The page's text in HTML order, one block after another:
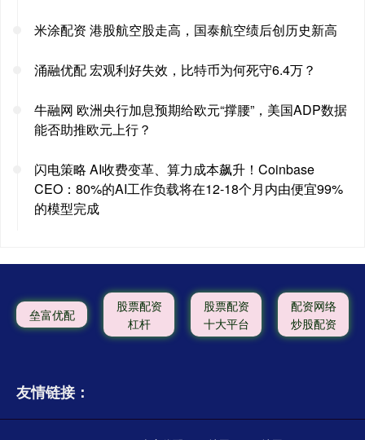
米涂配资 港股航空股走高，国泰航空绩后创历史新高
涌融优配 宏观利好失效，比特币为何死守6.4万？
牛融网 欧洲央行加息预期给欧元“撑腰”，美国ADP数据
能否助推欧元上行？
闪电策略 AI收费变革、算力成本飙升！Coinbase
CEO：80%的AI工作负载将在12-18个月内由便宜99%
的模型完成
垒富优配
股票配资
杠杆
股票配资
十大平台
配资网络
炒股配资
友情链接：